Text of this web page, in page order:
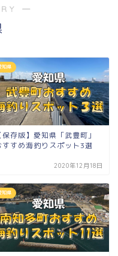
―
知県
保存版】愛知県「武豊町」
すすめ海釣りスポット3選
2020年12月18日
知県